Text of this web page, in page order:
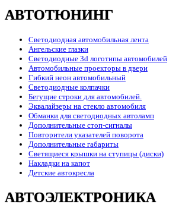
АВТОТЮНИНГ
Светодиодная автомобильная лента
Ангельские глазки
Светодиодные 3d логотипы автомобилей
Автомобильные проекторы в двери
Гибкий неон автомобильный
Светодиодные колпачки
Бегущие строки для автомобилей.
Эквалайзеры на стекло автомобиля
Обманки для светодиодных автоламп
Дополнительные стоп-сигналы
Повторители указателей поворота
Дополнительные габариты
Светящиеся крышки на ступицы (диски)
Накладки на капот
Детские автокресла
АВТОЭЛЕКТРОНИКА